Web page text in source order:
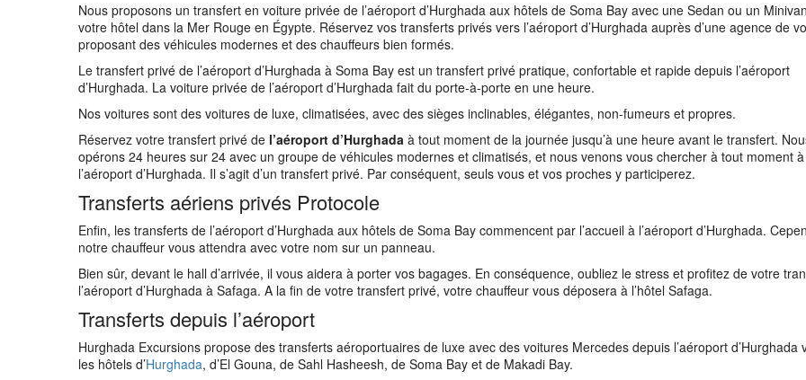
Nous proposons un transfert en voiture privée de l’aéroport d’Hurghada aux hôtels de Soma Bay avec une Sedan ou un
votre hôtel dans la Mer Rouge en Égypte. Réservez vos transferts privés vers l’aéroport d’Hurghada auprès d’une agence de
proposant des véhicules modernes et des chauffeurs bien formés.
Le transfert privé de l’aéroport d’Hurghada à Soma Bay est un transfert privé pratique, confortable et rapide depuis l’aéroport
d’Hurghada. La voiture privée de l’aéroport d’Hurghada fait du porte-à-porte en une heure.
Nos voitures sont des voitures de luxe, climatisées, avec des sièges inclinables, élégantes, non-fumeurs et propres.
Réservez votre transfert privé de l’aéroport d’Hurghada à tout moment de la journée jusqu’à une heure avant le transfert.
opérons 24 heures sur 24 avec un groupe de véhicules modernes et climatisés, et nous venons vous chercher à tout moment à
l’aéroport d’Hurghada. Il s’agit d’un transfert privé. Par conséquent, seuls vous et vos proches y participerez.
Transferts aériens privés Protocole
Enfin, les transferts de l’aéroport d’Hurghada aux hôtels de Soma Bay commencent par l’accueil à l’aéroport d’Hurghada.
notre chauffeur vous attendra avec votre nom sur un panneau.
Bien sûr, devant le hall d’arrivée, il vous aidera à porter vos bagages. En conséquence, oubliez le stress et profitez de votre
l’aéroport d’Hurghada à Safaga. A la fin de votre transfert privé, votre chauffeur vous déposera à l’hôtel Safaga.
Transferts depuis l’aéroport
Hurghada Excursions propose des transferts aéroportuaires de luxe avec des voitures Mercedes depuis l’aéroport d’Hurghada
les hôtels d’Hurghada, d’El Gouna, de Sahl Hasheesh, de Soma Bay et de Makadi Bay.